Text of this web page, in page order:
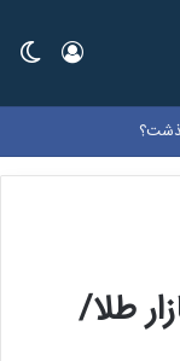
ورود
طلا/